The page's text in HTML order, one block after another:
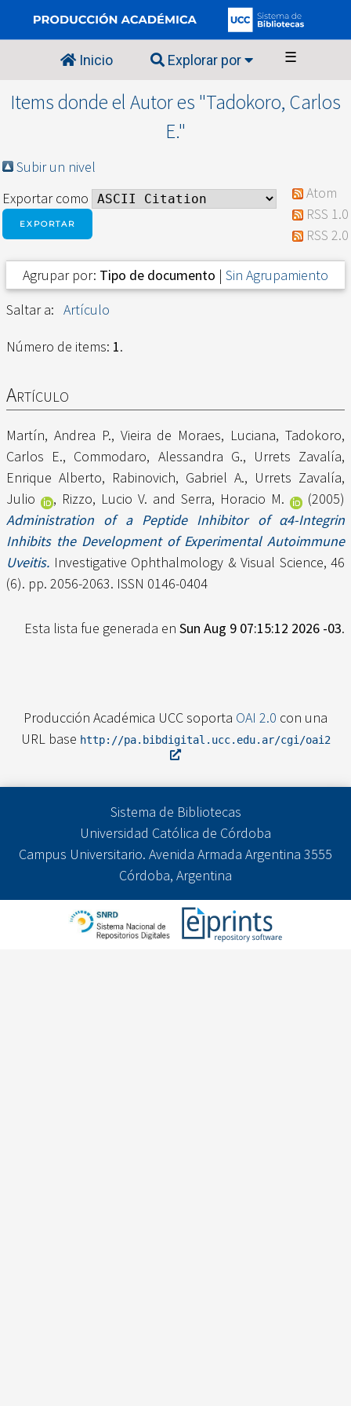
Inicio Explorar por ☰
Items donde el Autor es "Tadokoro, Carlos
E."
Subir un nivel
Exportar como
Atom
RSS 1.0
RSS 2.0
Agrupar por: Tipo de documento | Sin Agrupamiento
Saltar a: Artículo
Número de items: 1.
Artículo
Martín, Andrea P., Vieira de Moraes, Luciana,Tadokoro,
Carlos E., Commodaro, Alessandra G., Urrets Zavalía,
Enrique Alberto, Rabinovich, Gabriel A., Urrets Zavalía,
Julio
, Rizzo, Lucio V. and Serra, Horacio M.
(2005)
Administration of a Peptide Inhibitor of α4-Integrin
Inhibits the Development of Experimental Autoimmune
Uveitis. Investigative Ophthalmology & Visual Science, 46
(6). pp. 2056-2063. ISSN 0146-0404
Esta lista fue generada en Sun Aug 9 07:15:12 2026 -03.
Producción Académica UCC soporta OAI 2.0 con una
URL base http://pa.bibdigital.ucc.edu.ar/cgi/oai2
Sistema de Bibliotecas
Universidad Católica de Córdoba
Campus Universitario. Avenida Armada Argentina 3555
Córdoba, Argentina